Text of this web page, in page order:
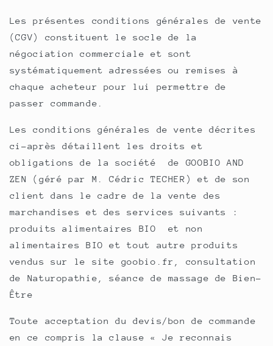
Les présentes conditions générales de vente
(CGV) constituent le socle de la
négociation commerciale et sont
systématiquement adressées ou remises à
chaque acheteur pour lui permettre de
passer commande.
Les conditions générales de vente décrites
ci-après détaillent les droits et
obligations de la société de GOOBIO AND
ZEN (géré par M. Cédric TECHER) et de son
client dans le cadre de la vente des
marchandises et des services suivants :
produits alimentaires BIO et non
alimentaires BIO et tout autre produits
vendus sur le site goobio.fr, consultation
de Naturopathie, séance de massage de Bien-
Être
Toute acceptation du devis/bon de commande
en ce compris la clause « Je reconnais